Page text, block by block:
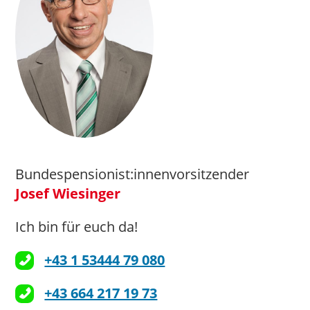
office@ooe.hilfswerk.at
>>> Hier geht’s zur
Zuständig für: Beratung,
Gesundheit und Betreuung,
Wohnen im Alter
>>> Hier geht’s zur Website
Bundespensionist:innenvorsitzender
Josef Wiesinger
Ich bin für euch da!
+43 1 53444 79 080
+43 664 217 19 73